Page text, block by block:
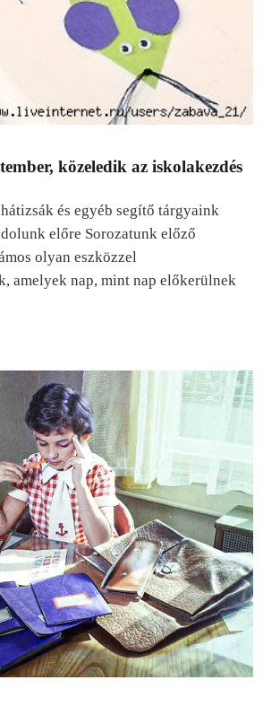
közeledik az iskolakezdés
és egyéb segítő tárgyaink
előre Sorozatunk előző
olyan eszközzel
amelyek nap, mint nap előkerülnek